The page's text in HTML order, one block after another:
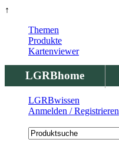
↑
LGRBhome
Themen
Produkte
Kartenviewer
LGRBwissen
Anmelden / Registrieren